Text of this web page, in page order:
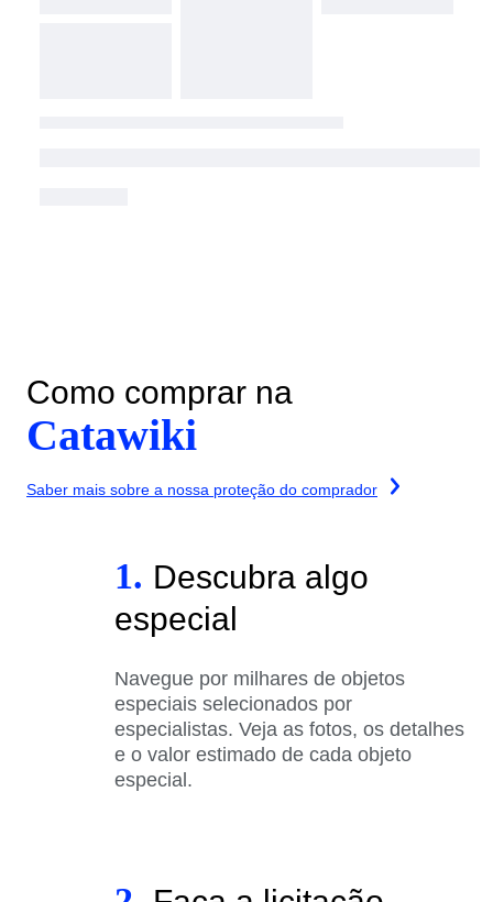
Como comprar na
Catawiki
Saber mais sobre a nossa proteção do comprador
1. Descubra algo
especial
Navegue por milhares de objetos
especiais selecionados por
especialistas. Veja as fotos, os detalhes
e o valor estimado de cada objeto
especial.